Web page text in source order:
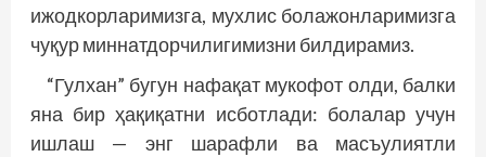
ижодкорларимизга, мухлис болажонларимизга
чуқур миннатдорчилигимизни билдирамиз.
“Гулхан” бугун нафақат мукофот олди, балки
яна бир ҳақиқатни исботлади: болалар учун
ишлаш — энг шарафли ва масъулиятли